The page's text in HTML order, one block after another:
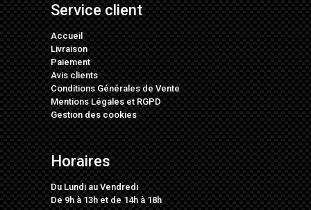
Service client
Accueil
Livraison
Paiement
Avis clients
Conditions Générales de Vente
Mentions LégalesetRGPD
Gestion des cookies
Horaires
Du Lundi au Vendredi
De 9h à 13h et de 14h à 18h